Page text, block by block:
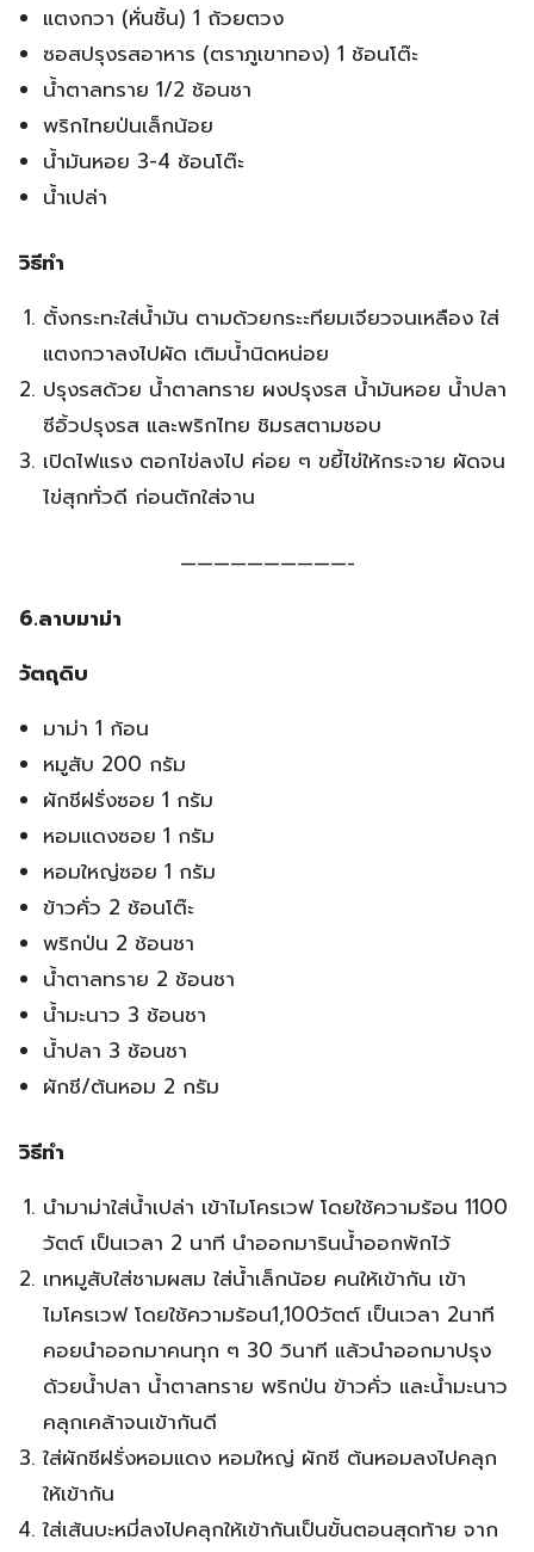
แตงกวา (หั่นชิ้น) 1 ถ้วยตวง
ซอสปรุงรสอาหาร (ตราภูเขาทอง) 1 ช้อนโต๊ะ
น้ำตาลทราย 1/2 ช้อนชา
พริกไทยป่นเล็กน้อย
น้ำมันหอย 3-4 ช้อนโต๊ะ
น้ำเปล่า
วิธีทำ
ตั้งกระทะใส่น้ำมัน ตามด้วยกระะทียมเจียวจนเหลือง ใส่
แตงกวาลงไปผัด เติมน้ำนิดหน่อย
ปรุงรสด้วย น้ำตาลทราย ผงปรุงรส น้ำมันหอย น้ำปลา
ซีอิ้วปรุงรส และพริกไทย ชิมรสตามชอบ
เปิดไฟแรง ตอกไข่ลงไป ค่อย ๆ ขยี้ไข่ให้กระจาย ผัดจน
ไข่สุกทั่วดี ก่อนตักใส่จาน
——————————-
6.ลาบมาม่า
วัตถุดิบ
มาม่า 1 ก้อน
หมูสับ 200 กรัม
ผักชีฝรั่งซอย 1 กรัม
หอมแดงซอย 1 กรัม
หอมใหญ่ซอย 1 กรัม
ข้าวคั่ว 2 ช้อนโต๊ะ
พริกป่น 2 ช้อนชา
น้ำตาลทราย 2 ช้อนชา
น้ำมะนาว 3 ช้อนชา
น้ำปลา 3 ช้อนชา
ผักชี/ต้นหอม 2 กรัม
วิธีทำ
นำมาม่าใส่น้ำเปล่า เข้าไมโครเวฟ โดยใช้ความร้อน 1100
วัตต์ เป็นเวลา 2 นาที นำออกมารินน้ำออกพักไว้
เทหมูสับใส่ชามผสม ใส่น้ำเล็กน้อย คนให้เข้ากัน เข้า
ไมโครเวฟ โดยใช้ความร้อน1,100วัตต์ เป็นเวลา 2นาที
คอยนำออกมาคนทุก ๆ 30 วินาที แล้วนำออกมาปรุง
ด้วยน้ำปลา น้ำตาลทราย พริกป่น ข้าวคั่ว และน้ำมะนาว
คลุกเคล้าจนเข้ากันดี
ใส่ผักชีฝรั่งหอมแดง หอมใหญ่ ผักชี ต้นหอมลงไปคลุก
ให้เข้ากัน
ใส่เส้นบะหมี่ลงไปคลุกให้เข้ากันเป็นขั้นตอนสุดท้าย จาก